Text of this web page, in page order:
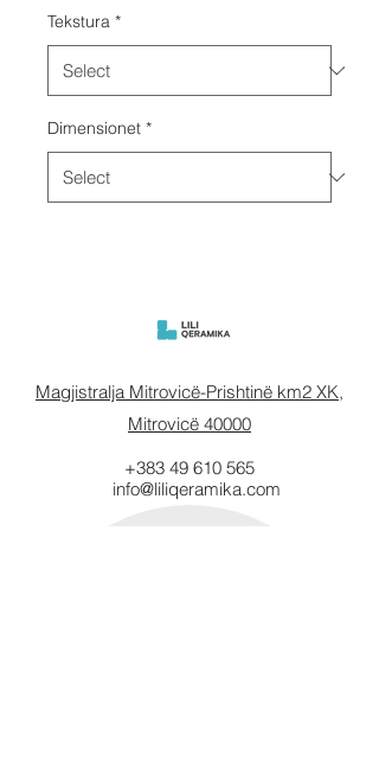
Tekstura *
Dimensionet *
Magjistralja Mitrovicë-Prishtinë km2 XK,
Mitrovicë 40000
info@liliqeramika.com
+383 49 610 565